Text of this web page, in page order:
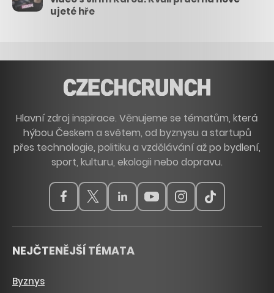
ujeté hře
Hlavní zdroj inspirace. Věnujeme se tématům, která
hýbou Českem a světem, od byznysu a startupů
přes technologie, politiku a vzdělávání až po bydlení,
sport, kulturu, ekologii nebo dopravu.
NEJČTENĚJŠÍ TÉMATA
Byznys